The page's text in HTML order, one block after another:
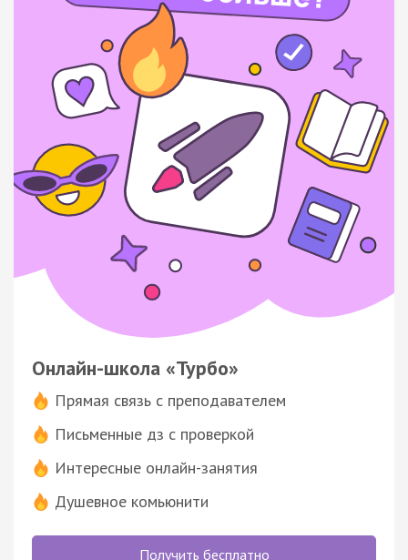
Онлайн-школа «Турбо»
Прямая связь с преподавателем
Письменные дз с проверкой
Интересные онлайн-занятия
Душевное комьюнити
Получить бесплатно